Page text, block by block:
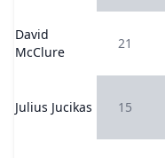
David
McClure
21
Julius Jucikas 15